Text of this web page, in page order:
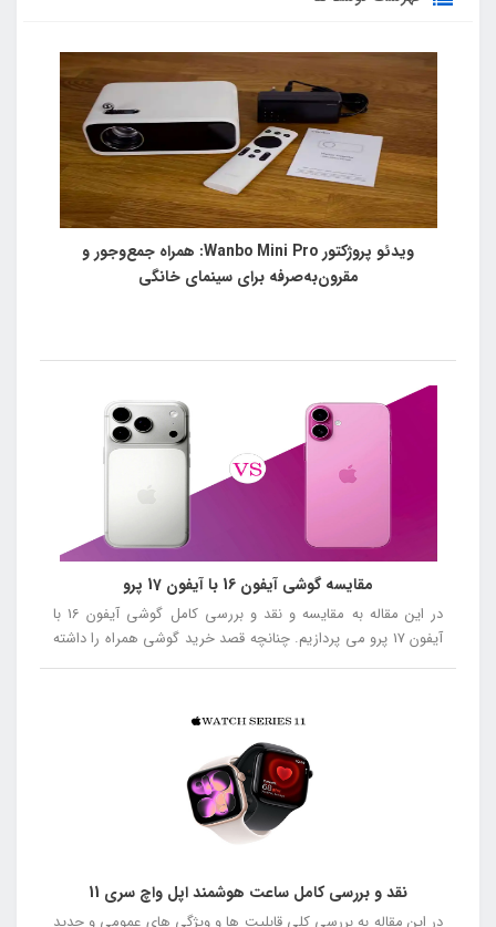
ویدئو پروژکتور Wanbo Mini Pro: همراه جمع‌وجور و
مقرون‌به‌صرفه برای سینمای خانگی
مقایسه گوشی آیفون 16 با آیفون 17 پرو
در این مقاله به مقایسه و نقد و بررسی کامل گوشی آیفون 16 با
آیفون 17 پرو می پردازیم. چنانچه قصد خرید گوشی همراه را داشته
باشید توصیه می کنیم در ادامه این مقاله همراه ما باشید.
نقد و بررسی کامل ساعت هوشمند اپل واچ سری 11
در این مقاله به بررسی کلی قابلیت ها و ویژگی های عمومی و جدید